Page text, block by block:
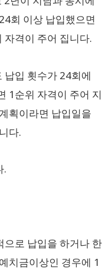
회 이상 납입했으면
자격이 주어 집니다.
납입 횟수가 24회에
1순위 자격이 주어 지
획이라면 납입일을
다.
.
으로 납입을 하거나 한
치금이상인 경우에 1